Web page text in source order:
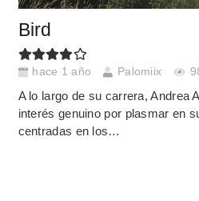
Bird
hace 1 año Palomiix
A lo largo de su carrera, Andrea
interés genuino por plasmar en
centradas en los…